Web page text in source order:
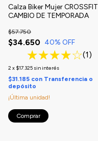
Calza Biker Mujer
CAMBIO DE TEMPORADA
$34.650
$57.750
40% OFF
(1)
2 x $17.325 sin interés
$31.185 con Transferencia o
depósito
¡Última unidad!
Comprar